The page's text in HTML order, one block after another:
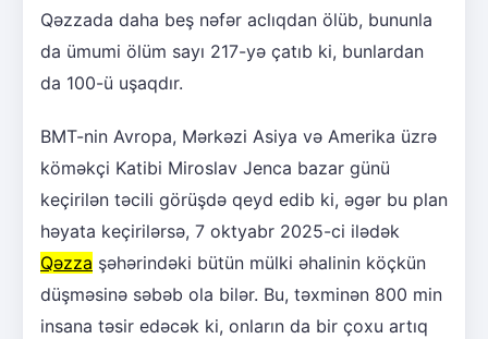
Qəzzada daha beş nəfər aclıqdan ölüb, bununla
da ümumi ölüm sayı 217-yə çatıb ki, bunlardan
da 100-ü uşaqdır.
BMT-nin Avropa, Mərkəzi Asiya və Amerika üzrə
köməkçi Katibi Miroslav Jenca bazar günü
keçirilən təcili görüşdə qeyd edib ki, əgər bu plan
həyata keçirilərsə, 7 oktyabr 2025-ci ilədək
Qəzza şəhərindəki bütün mülki əhalinin köçkün
düşməsinə səbəb ola bilər. Bu, təxminən 800 min
insana təsir edəcək ki, onların da bir çoxu artıq